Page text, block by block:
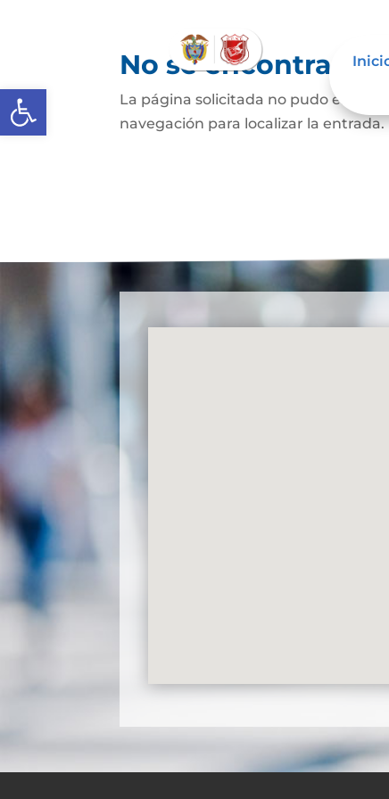
Abrir barra de herramientas
No se
La página solicitada no pudo
navegación para localizar la entrada.